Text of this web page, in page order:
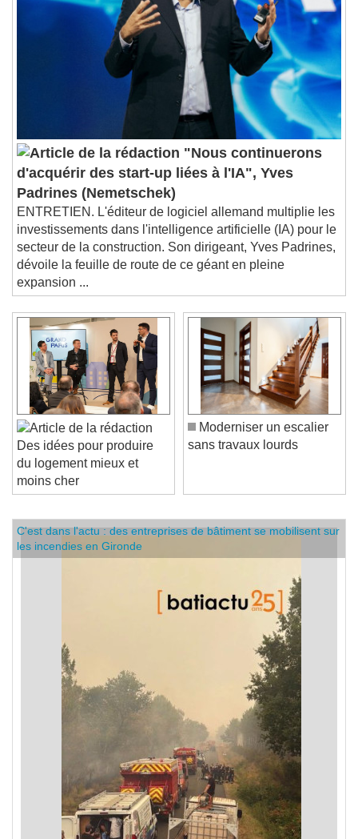
"Nous continuerons
d'acquérir des start-up liées à l'IA", Yves
Padrines (Nemetschek)
ENTRETIEN. L'éditeur de logiciel allemand multiplie les
investissements dans l'intelligence artificielle (IA) pour le
secteur de la construction. Son dirigeant, Yves Padrines,
dévoile la feuille de route de ce géant en pleine
expansion ...
Des idées pour produire
du logement mieux et
moins cher
Moderniser un escalier
C'est dans l'actu : des entreprises de bâtiment se mobilisent sur
les incendies en Gironde